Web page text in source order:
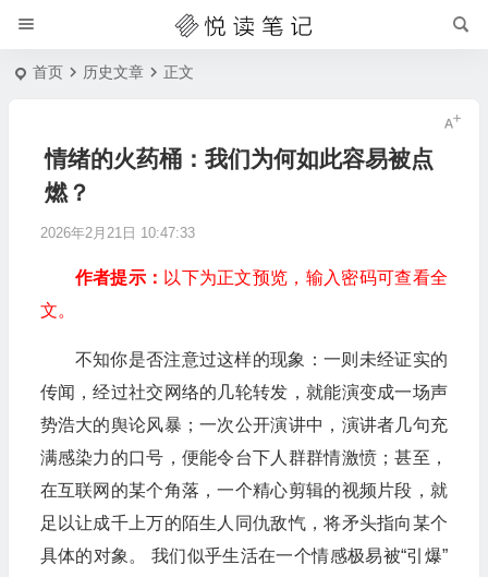
首页 历史文章 正文
情绪的火药桶：我们为何如此容易被点
燃？
2026年2月21日 10:47:33
作者提示： 以下为正文预览，输入密码可查看全
文。
不知你是否注意过这样的现象：一则未经证实的
传闻，经过社交网络的几轮转发，就能演变成一场声
势浩大的舆论风暴；一次公开演讲中，演讲者几句充
满感染力的口号，便能令台下人群群情激愤；甚至，
在互联网的某个角落，一个精心剪辑的视频片段，就
足以让成千上万的陌生人同仇敌忾，将矛头指向某个
具体的对象。 我们似乎生活在一个情感极易被“引爆”